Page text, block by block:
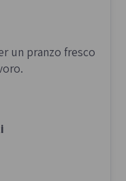
un pranzo fresco